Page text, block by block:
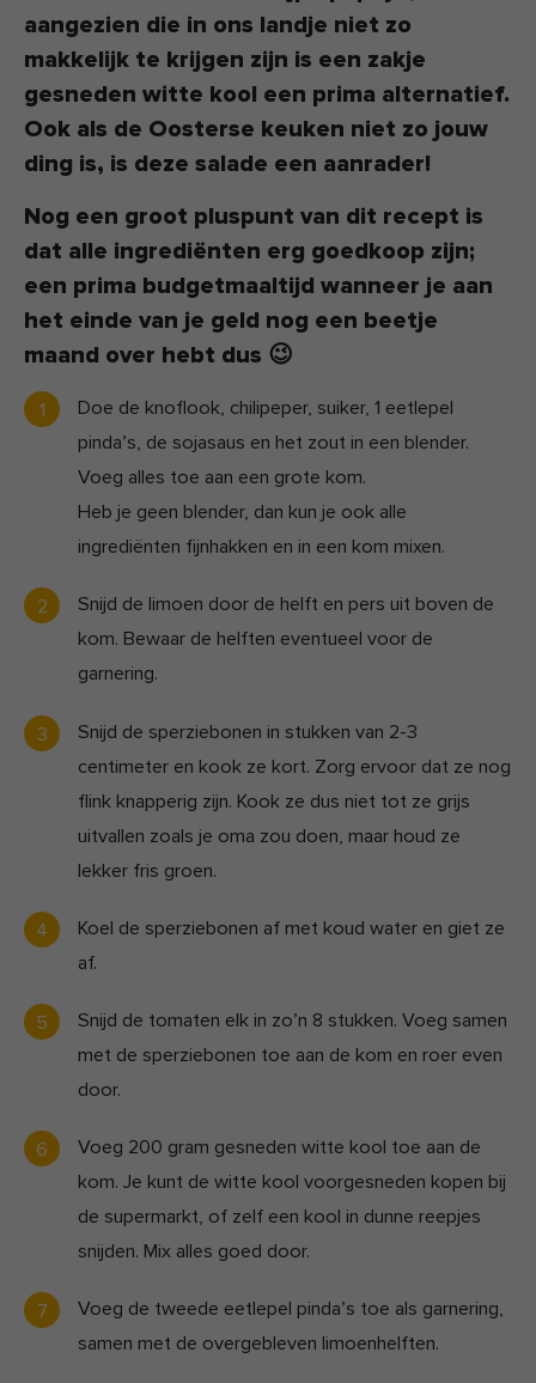
aangezien die in ons landje niet zo
makkelijk te krijgen zijn is een zakje
gesneden witte kool een prima alternatief.
Ook als de Oosterse keuken niet zo jouw
ding is, is deze salade een aanrader!
Nog een groot pluspunt van dit recept is
dat alle ingrediënten erg goedkoop zijn;
een prima budgetmaaltijd wanneer je aan
het einde van je geld nog een beetje
maand over hebt dus 😉
Doe de knoflook, chilipeper, suiker, 1 eetlepel
pinda’s, de sojasaus en het zout in een blender.
Voeg alles toe aan een grote kom.
Heb je geen blender, dan kun je ook alle
ingrediënten fijnhakken en in een kom mixen.
Snijd de limoen door de helft en pers uit boven de
kom. Bewaar de helften eventueel voor de
garnering.
Snijd de sperziebonen in stukken van 2-3
centimeter en kook ze kort. Zorg ervoor dat ze nog
flink knapperig zijn. Kook ze dus niet tot ze grijs
uitvallen zoals je oma zou doen, maar houd ze
lekker fris groen.
Koel de sperziebonen af met koud water en giet ze
af.
Snijd de tomaten elk in zo’n 8 stukken. Voeg samen
met de sperziebonen toe aan de kom en roer even
door.
Voeg 200 gram gesneden witte kool toe aan de
kom. Je kunt de witte kool voorgesneden kopen bij
de supermarkt, of zelf een kool in dunne reepjes
snijden. Mix alles goed door.
Voeg de tweede eetlepel pinda’s toe als garnering,
samen met de overgebleven limoenhelften.